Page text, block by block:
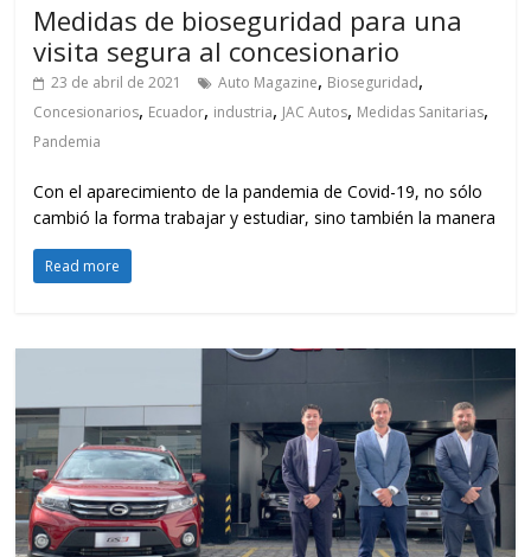
Medidas de bioseguridad para una
visita segura al concesionario
23 de abril de 2021 Auto Magazine, Bioseguridad,
Concesionarios, Ecuador, industria, JAC Autos, Medidas Sanitarias,
Pandemia
Con el aparecimiento de la pandemia de Covid-19, no sólo
cambió la forma trabajar y estudiar, sino también la manera
Read more